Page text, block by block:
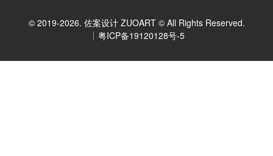
© 2019-2026. 佐案设计 ZUOART © All Rights Reserved.
粤ICP备19120128号-5